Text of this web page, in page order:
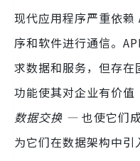
现代应用程序严重依
序和软件进行通信。
求数据和服务，但存
功能使其对企业有价值
数据交换 — 也使它们
为它们在数据架构中引